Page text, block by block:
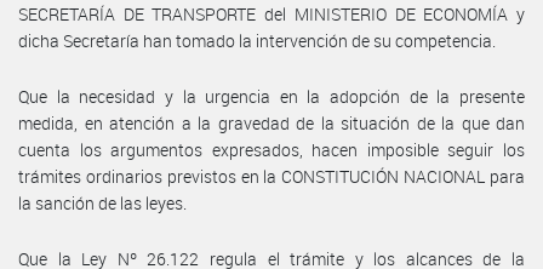
SECRETARÍA DE TRANSPORTE del MINISTERIO DE ECONOMÍA y
dicha Secretaría han tomado la intervención de su competencia.
Que la necesidad y la urgencia en la adopción de la presente
medida, en atención a la gravedad de la situación de la que dan
cuenta los argumentos expresados, hacen imposible seguir los
trámites ordinarios previstos en la CONSTITUCIÓN NACIONAL para
la sanción de las leyes.
Que la Ley Nº 26.122 regula el trámite y los alcances de la